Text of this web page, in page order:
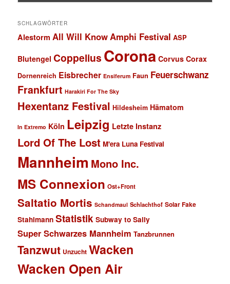
SCHLAGWÖRTER
Alestorm All Will Know Amphi Festival ASP
Blutengel Coppelius Corona Corvus Corax
Dornenreich Eisbrecher Ensiferum Faun Feuerschwanz
Frankfurt Harakiri For The Sky
Hexentanz Festival Hildesheim Hämatom
In Extremo Köln Leipzig Letzte Instanz
Lord Of The Lost M'era Luna Festival
Mannheim Mono Inc.
MS Connexion Ost+Front
Saltatio Mortis Schandmaul Schlachthof Solar Fake
Stahlmann Statistik Subway to Sally
Super Schwarzes Mannheim Tanzbrunnen
Tanzwut Unzucht Wacken
Wacken Open Air